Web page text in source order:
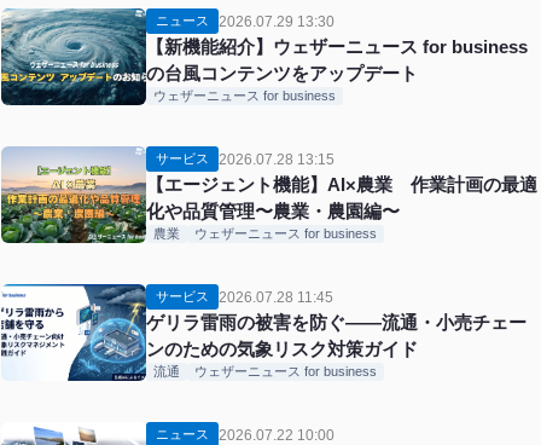
ニュース 2026.07.29 13:30
【新機能紹介】ウェザーニュース for business
の台風コンテンツをアップデート
ウェザーニュース for business
サービス 2026.07.28 13:15
【エージェント機能】AI×農業 作業計画の最適
化や品質管理〜農業・農園編〜
農業 ウェザーニュース for business
サービス 2026.07.28 11:45
ゲリラ雷雨の被害を防ぐ——流通・小売チェー
ンのための気象リスク対策ガイド
流通 ウェザーニュース for business
ニュース 2026.07.22 10:00